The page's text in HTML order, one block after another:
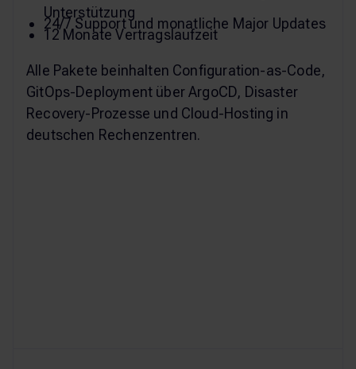
Unterstützung
24/7 Support und monatliche Major Updates
12 Monate Vertragslaufzeit
Alle Pakete beinhalten Configuration-as-Code,
GitOps-Deployment über ArgoCD, Disaster
Recovery-Prozesse und Cloud-Hosting in
deutschen Rechenzentren.